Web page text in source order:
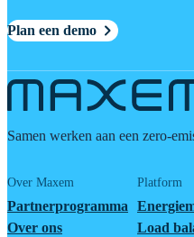
Plan een demo
Samen werken aan een zero-
Over Maxem
Partnerprogramma
Over ons
Platform
Load